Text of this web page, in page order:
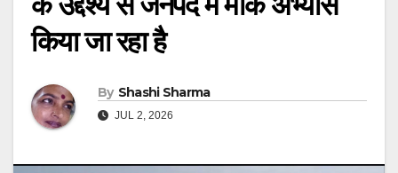
किया जा रहा है
By Shashi Sharma
JUL 2, 2026